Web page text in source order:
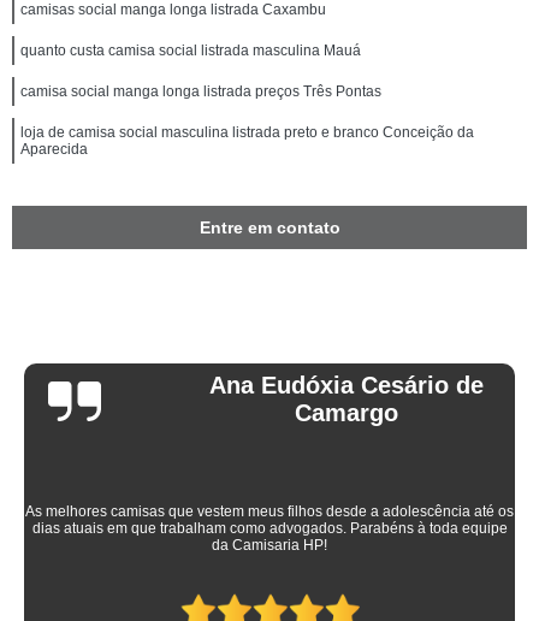
camisas social manga longa listrada Caxambu
quanto custa camisa social listrada masculina Mauá
camisa social manga longa listrada preços Três Pontas
loja de camisa social masculina listrada preto e branco Conceição da
Aparecida
Entre em contato
Ana Eudóxia Cesário de
Camargo
As melhores camisas que vestem meus filhos desde a adolescência até os
dias atuais em que trabalham como advogados. Parabéns à toda equipe
da Camisaria HP!